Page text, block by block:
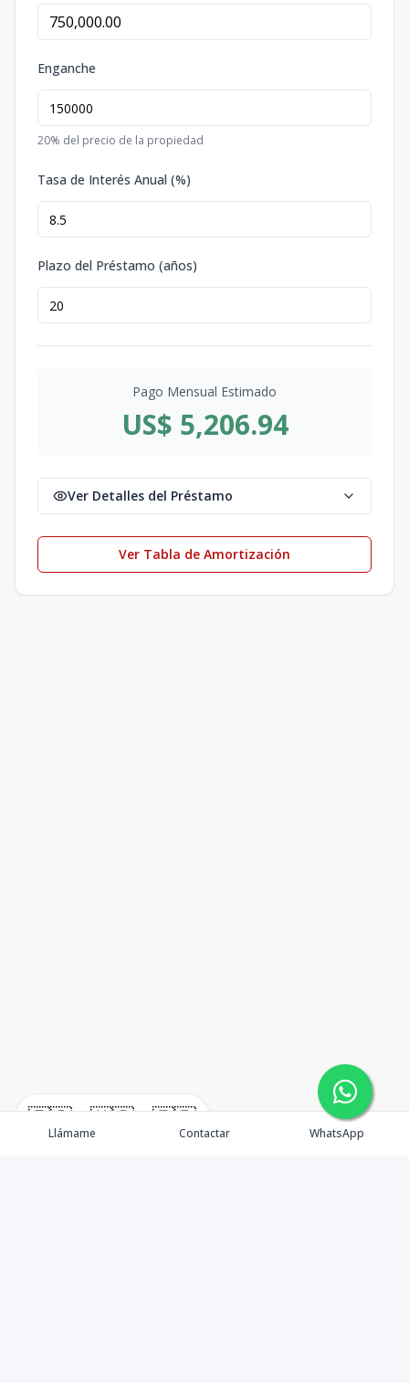
🇪🇸 🇺🇸 🇫🇷
Enganche
20% del precio de la propiedad
Tasa de Interés Anual (%)
Plazo del Préstamo (años)
Pago Mensual Estimado
US$ 5,206.94
Ver Detalles del Préstamo
Ver Tabla de Amortización
Llámame Contactar WhatsApp